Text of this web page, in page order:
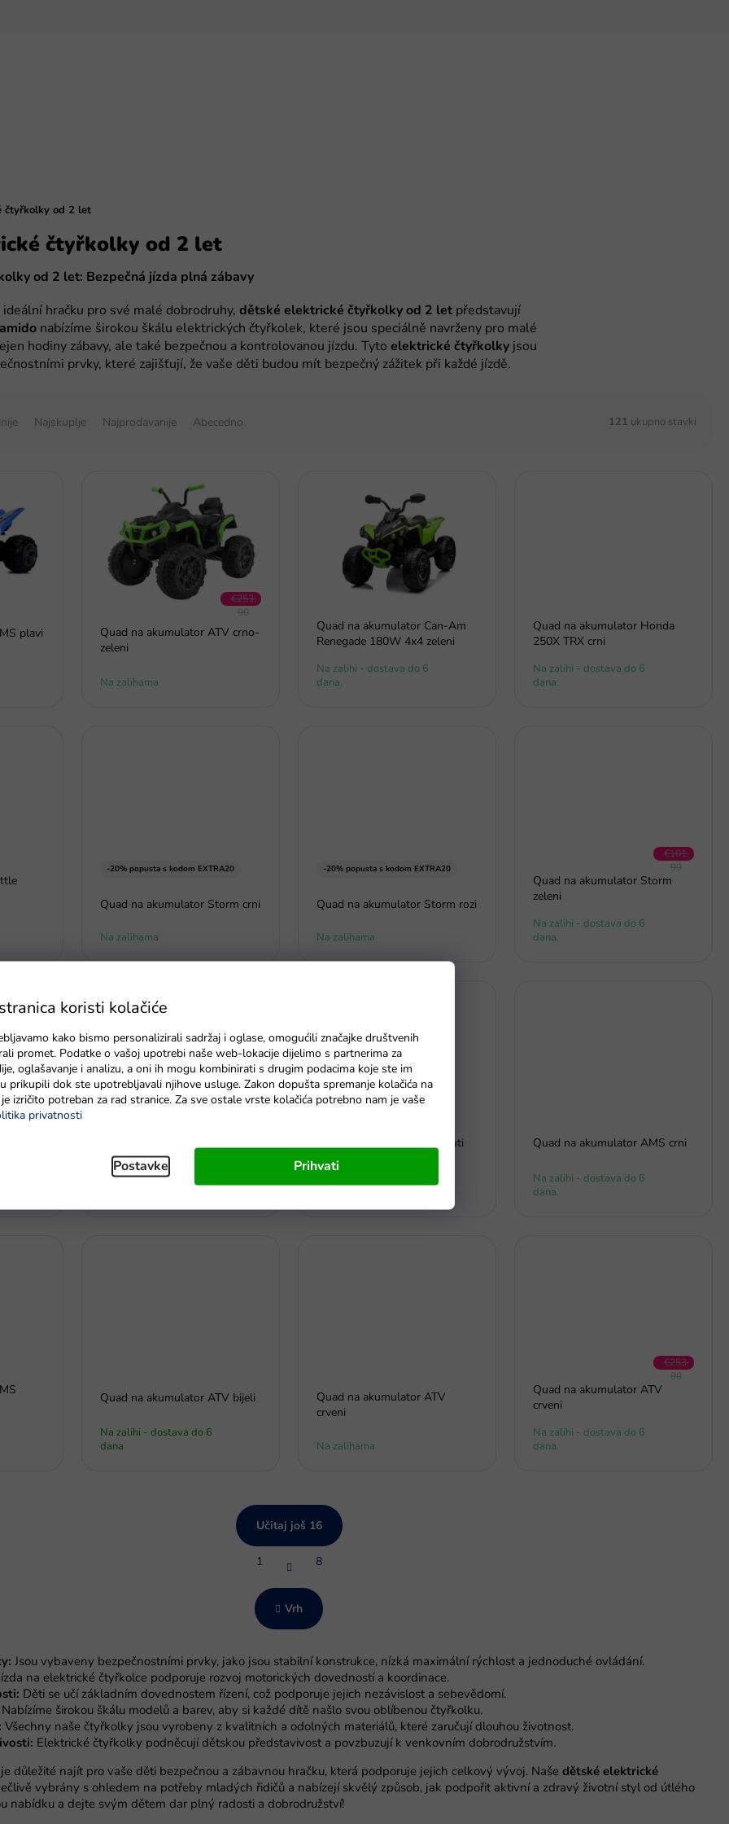
koristi kolačiće
kako bismo personalizirali sadržaj i oglase, omogućili značajke društvenih
promet. Podatke o vašoj upotrebi naše web-lokacije dijelimo s partnerima za
oglašavanje i analizu, a oni ih mogu kombinirati s drugim podacima koje ste im
prikupili dok ste upotrebljavali njihove usluge. Zakon dopušta spremanje kolačića na
izričito potreban za rad stranice. Za sve ostale vrste kolačića potrebno nam je vaše
privatnosti
Postavke Prihvati
čtyřkolky od 2 let
čtyřkolky od 2 let
od 2 let: Bezpečná jízda plná zábavy
hračku pro své malé dobrodruhy, dětské elektrické čtyřkolky od 2 let představují
nabízíme širokou škálu elektrických čtyřkolek, které jsou speciálně navrženy pro malé
hodiny zábavy, ale také bezpečnou a kontrolovanou jízdu. Tyto elektrické čtyřkolky jsou
prvky, které zajišťují, že vaše děti budou mít bezpečný zážitek při každé jízdě.
Najskuplje Najprodavanije Abecedno 121 ukupno stavki
plavi
€253,
90
Quad na akumulator ATV crno-
zeleni
Na zalihama
Quad na akumulator Can-Am
Renegade 180W 4x4 zeleni
Na zalihi - dostava do 6
dana.
Quad na akumulator Honda
250X TRX crni
Na zalihi - dostava do 6
dana.
-20% popusta s kodom EXTRA20
Quad na akumulator Storm crni
Na zalihama
-20% popusta s kodom EXTRA20
Quad na akumulator Storm rozi
Na zalihama
€101,
90
–11 %
Quad na akumulator Storm
zeleni
Na zalihi - dostava do 6
dana.
bijelo-
Na zalihi - dostava do 6
Quad na akumulator 4x4 žuti Quad na akumulator AMS crni
Na zalihi - dostava do 6
dana.
Quad na akumulator ATV bijeli
Na zalihi - dostava do 6
dana
Quad na akumulator ATV
crveni
Na zalihama
€253,
90
Quad na akumulator ATV
crveni
Na zalihi - dostava do 6
dana.
K
o
n
r
l
e
l
i
s
t
n
j
a
Učitaj još 16
P
a
i
n
c
j
a
1 8
Vrh
Jsou vybaveny bezpečnostními prvky, jako jsou stabilní konstrukce, nízká maximální rýchlost a jednoduché ovládání.
na elektrické čtyřkolce podporuje rozvoj motorických dovedností a koordinace.
Děti se učí základním dovednostem řízení, což podporuje jejich nezávislost a sebevědomí.
Nabízíme širokou škálu modelů a barev, aby si každé dítě našlo svou oblíbenou čtyřkolku.
Všechny naše čtyřkolky jsou vyrobeny z kvalitních a odolných materiálů, které zaručují dlouhou životnost.
Elektrické čtyřkolky podněcují dětskou představivost a povzbuzují k venkovním dobrodružstvím.
důležité najít pro vaše děti bezpečnou a zábavnou hračku, která podporuje jejich celkový vývoj. Naše dětské elektrické
vybrány s ohledem na potřeby mladých řidičů a nabízejí skvělý způsob, jak podpořit aktivní a zdravý životní styl od útlého
nabídku a dejte svým dětem dar plný radosti a dobrodružství!